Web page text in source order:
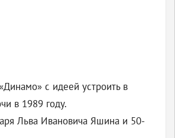
с идеей устроить в
в 1989 году.
Льва Ивановича Яшина и 50-